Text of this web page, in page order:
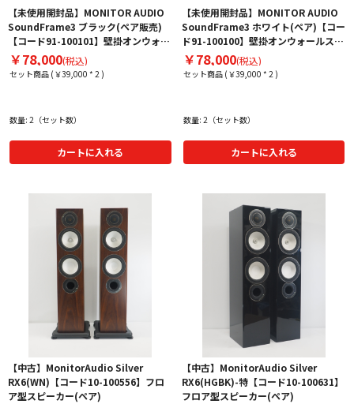
【未使用開封品】MONITOR AUDIO
SoundFrame3 ブラック(ペア販売)
【コード91-100101】壁掛オンウォー
ルスピーカー
￥78,000(税込)
セット商品 (￥39,000 * 2 )
数量: 2（セット数）
カートに入れる
【未使用開封品】MONITOR AUDIO
SoundFrame3 ホワイト(ペア)【コー
ド91-100100】壁掛オンウォールスピ
ーカー
￥78,000(税込)
セット商品 (￥39,000 * 2 )
数量: 2（セット数）
カートに入れる
【中古】MonitorAudio Silver
RX6(WN)【コード10-100556】フロ
ア型スピーカー(ペア)
【中古】MonitorAudio Silver
RX6(HGBK)-特【コード10-100631】
フロア型スピーカー(ペア)